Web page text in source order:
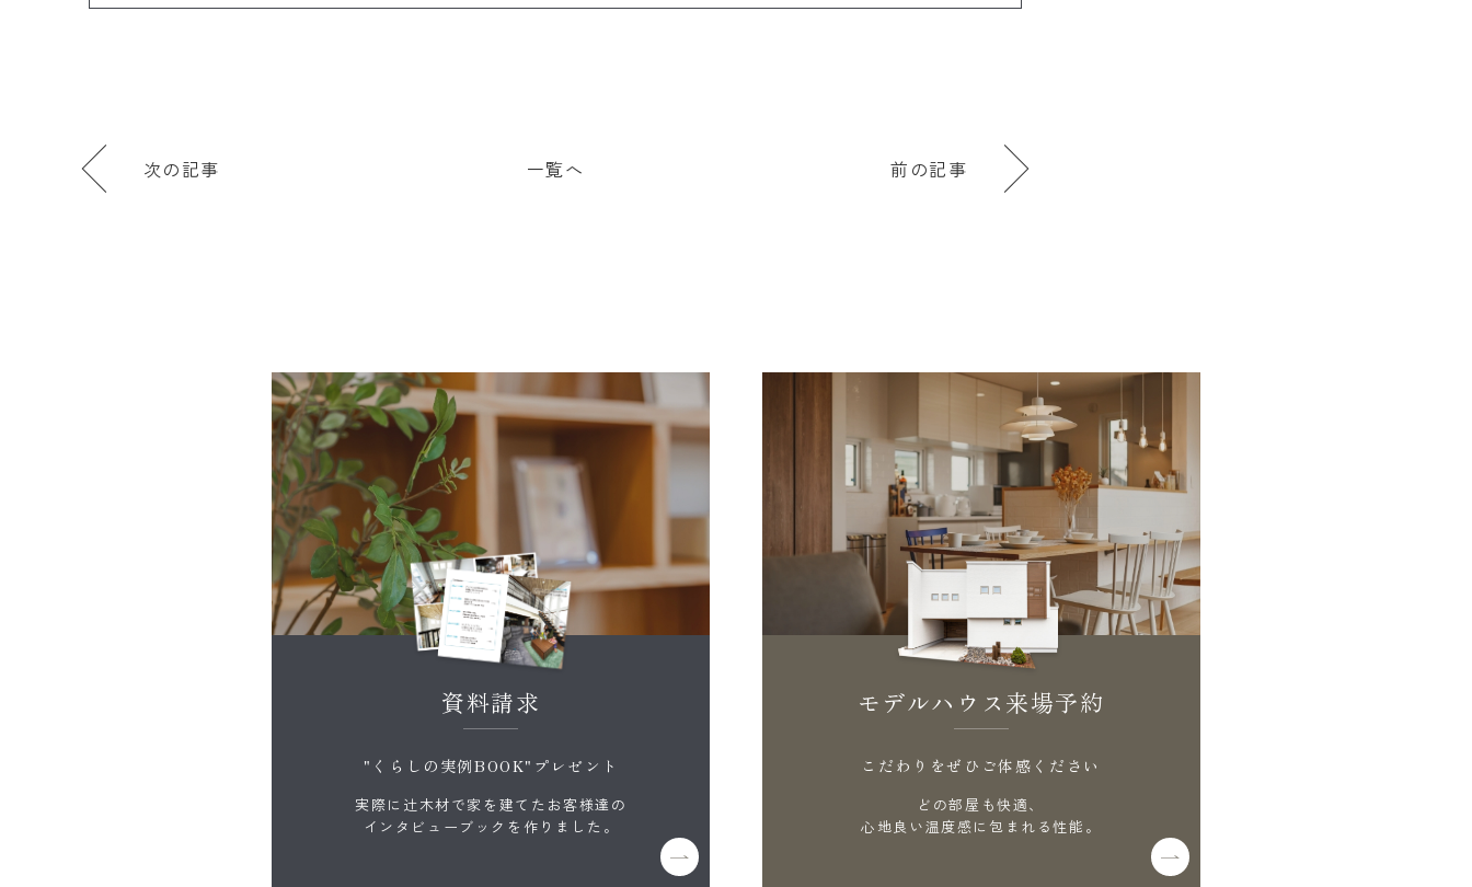
次の記事 一覧へ 前の記事
資料請求
"くらしの実例BOOK"プレゼント
実際に辻木材で家を建てたお客様達の
インタビューブックを作りました。
モデルハウス来場予約
こだわりをぜひご体感ください
どの部屋も快適、
心地良い温度感に包まれる性能。